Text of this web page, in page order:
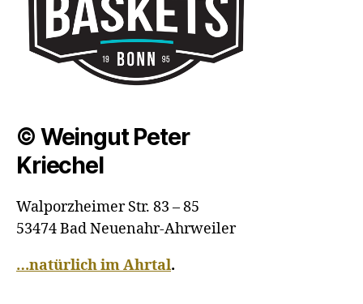
© Weingut Peter
Kriechel
Walporzheimer Str. 83 – 85
53474 Bad Neuenahr-Ahrweiler
…natürlich im Ahrtal.